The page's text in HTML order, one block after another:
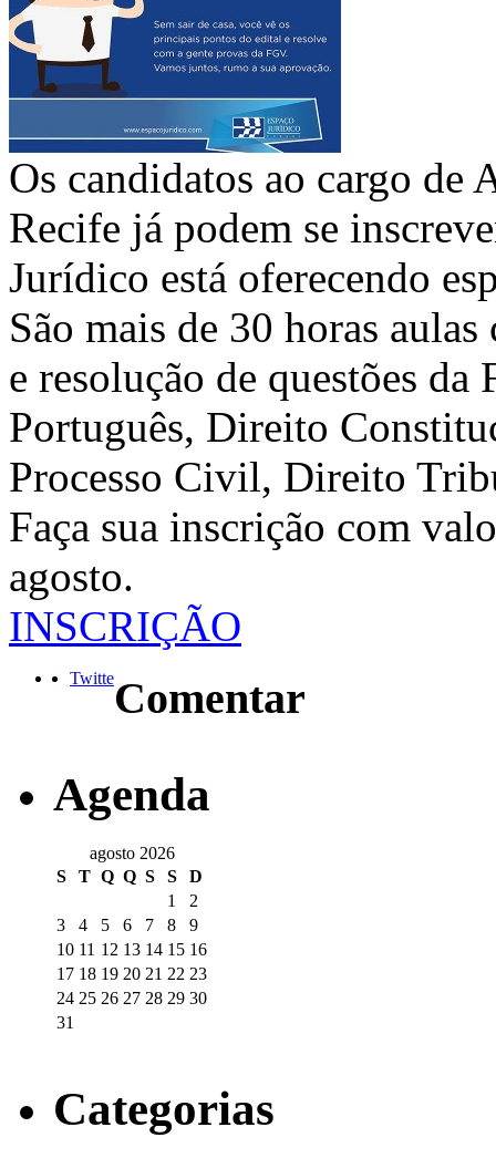
Os candidatos ao cargo de
Recife já podem se
Jurídico está oferecendo
São mais de 30 horas
e resolução de questões da
Português, Direito
Processo Civil, Direito
Faça sua inscrição com
agosto.
INSCRIÇÃO
TwitteComentar
Agenda
agosto 2026
S
T Q Q S S
D
1
2
3
4 5 6 7 8
9
10 11 12 13 14 15 16
17 18 19 20 21 22 23
24 25 26 27 28 29 30
31
Categorias